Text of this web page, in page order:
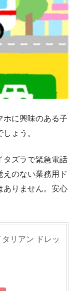
ホに興味のある子
ょう。
タズラで緊急電話
えのない業務用ド
ありません。安心
リアン ドレッ